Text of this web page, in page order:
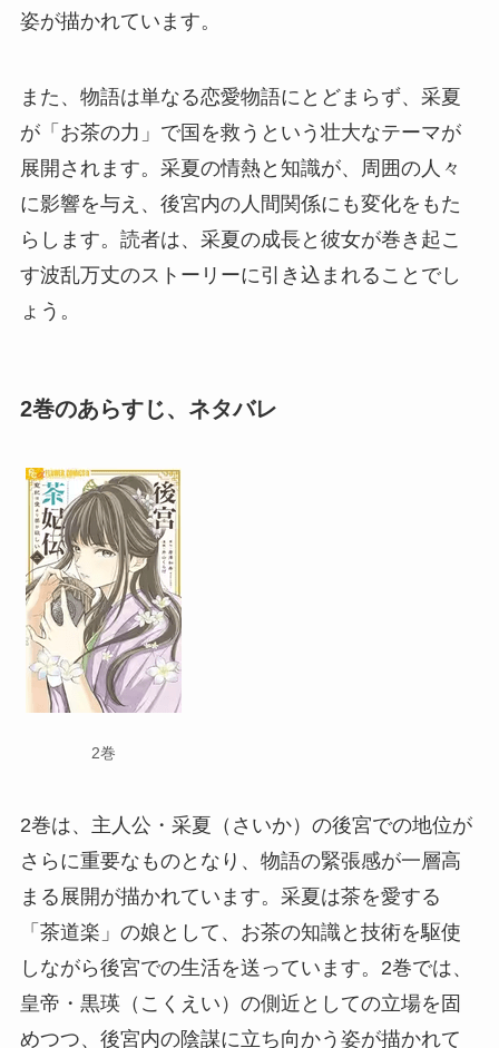
姿が描かれています。
また、物語は単なる恋愛物語にとどまらず、采夏
が「お茶の力」で国を救うという壮大なテーマが
展開されます。采夏の情熱と知識が、周囲の人々
に影響を与え、後宮内の人間関係にも変化をもた
らします。読者は、采夏の成長と彼女が巻き起こ
す波乱万丈のストーリーに引き込まれることでし
ょう。
2巻のあらすじ、ネタバレ
2巻
2巻は、主人公・采夏（さいか）の後宮での地位が
さらに重要なものとなり、物語の緊張感が一層高
まる展開が描かれています。采夏は茶を愛する
「茶道楽」の娘として、お茶の知識と技術を駆使
しながら後宮での生活を送っています。2巻では、
皇帝・黒瑛（こくえい）の側近としての立場を固
めつつ、後宮内の陰謀に立ち向かう姿が描かれて